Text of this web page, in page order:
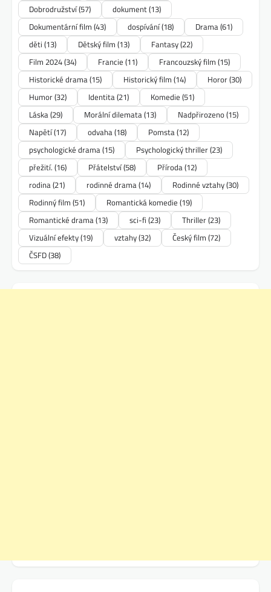
Dobrodružství(57) dokument(13)
Dokumentární film (43) dospívání(18) Drama(61)
děti (13) Dětský film (13) Fantasy(22)
Film 2024(34) Francie (11) Francouzský film (15)
Historické drama(15) Historický film (14) Horor(30)
Humor(32) Identita(21) Komedie (51)
Láska(29) Morální dilemata(13) Nadpřirozeno(15)
Napětí(17) odvaha(18) Pomsta(12)
psychologické drama(15) Psychologický thriller(23)
přežití. (16) Přátelství(58) Příroda(12)
rodina(21) rodinné drama(14) Rodinné vztahy(30)
Rodinný film (51) Romantická komedie (19)
Romantické drama(13) sci-fi (23) Thriller(23)
Vizuální efekty(19) vztahy(32) Český film (72)
ČSFD(38)